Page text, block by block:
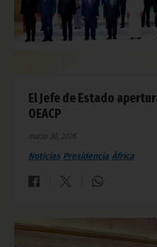
El Jefe de Estado
OEACP
marzo 30, 2026
Noticias Presidencia África